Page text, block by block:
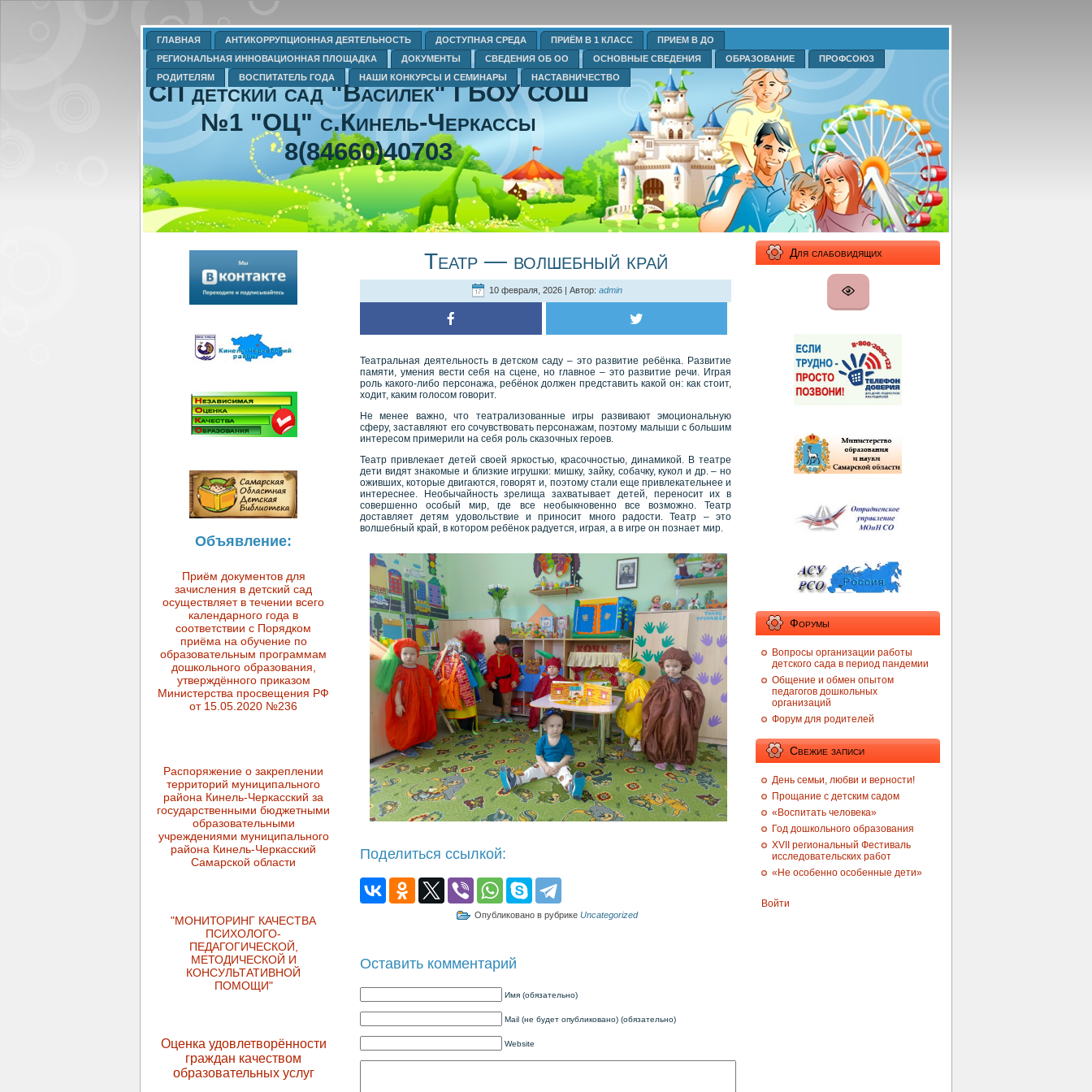
ГЛАВНАЯ АНТИКОРРУПЦИОННАЯ ДЕЯТЕЛЬНОСТЬ ДОСТУПНАЯ СРЕДА ПРИЁМ В 1 КЛАСС
ПРИЕМ В ДО
РЕГИОНАЛЬНАЯ ИННОВАЦИОННАЯ ПЛОЩАДКА
ДОКУМЕНТЫ СВЕДЕНИЯ ОБ ОО ОСНОВНЫЕ СВЕДЕНИЯ ОБРАЗОВАНИЕ
ПРОФСОЮЗ
РОДИТЕЛЯМ
ВОСПИТАТЕЛЬ ГОДА НАШИ КОНКУРСЫ И СЕМИНАРЫ НАСТАВНИЧЕСТВО
СП детский сад "Василек" ГБОУ СОШ
№1 "ОЦ" с.Кинель-Черкассы
8(84660)40703
Объявление:
Приём документов для
зачисления в детский сад
осуществляет в течении всего
календарного года в
соответствии с Порядком
приёма на обучение по
образовательным программам
дошкольного образования,
утверждённого приказом
Министерства просвещения РФ
от 15.05.2020 №236
Распоряжение о закреплении
территорий муниципального
района Кинель-Черкасский за
государственными бюджетными
образовательными
учреждениями муниципального
района Кинель-Черкасский
Самарской области
"МОНИТОРИНГ КАЧЕСТВА
ПСИХОЛОГО-
ПЕДАГОГИЧЕСКОЙ,
МЕТОДИЧЕСКОЙ И
КОНСУЛЬТАТИВНОЙ
ПОМОЩИ"
Оценка удовлетворённости
граждан качеством
образовательных услуг
Театр — волшебный край
10 февраля, 2026 | Автор: admin
Театральная деятельность в детском саду – это развитие ребёнка. Развитие
памяти, умения вести себя на сцене, но главное – это развитие речи. Играя
роль какого-либо персонажа, ребёнок должен представить какой он: как стоит,
ходит, каким голосом говорит.
Не менее важно, что театрализованные игры развивают эмоциональную
сферу, заставляют его сочувствовать персонажам, поэтому малыши с большим
интересом примерили на себя роль сказочных героев.
Театр привлекает детей своей яркостью, красочностью, динамикой. В театре
дети видят знакомые и близкие игрушки: мишку, зайку, собачку, кукол и др. – но
оживших, которые двигаются, говорят и, поэтому стали еще привлекательнее и
интереснее. Необычайность зрелища захватывает детей, переносит их в
совершенно особый мир, где все необыкновенно все возможно. Театр
доставляет детям удовольствие и приносит много радости. Театр – это
волшебный край, в котором ребёнок радуется, играя, а в игре он познает мир.
Поделиться ссылкой:
Опубликовано в рубрике Uncategorized
Оставить комментарий
Имя (обязательно)
Mail (не будет опубликовано) (обязательно)
Website
Для слабовидящих
Форумы
Вопросы организации работы
детского сада в период пандемии
Общение и обмен опытом
педагогов дошкольных
организаций
Форум для родителей
Свежие записи
День семьи, любви и верности!
Прощание с детским садом
«Воспитать человека»
Год дошкольного образования
XVII региональный Фестиваль
исследовательских работ
«Не особенно особенные дети»
Войти